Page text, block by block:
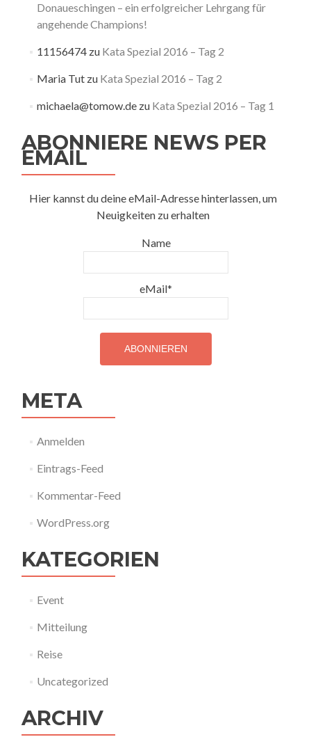
Donaueschingen – ein erfolgreicher Lehrgang für
angehende Champions!
11156474zu Kata Spezial 2016 – Tag 2
Maria Tutzu Kata Spezial 2016 – Tag 2
michaela@tomow.dezu Kata Spezial 2016 – Tag 1
ABONNIERE NEWS PER
EMAIL
Hier kannst du deine eMail-Adresse hinterlassen, um
Neuigkeiten zu erhalten
Name
eMail*
META
Anmelden
Eintrags-Feed
Kommentar-Feed
WordPress.org
KATEGORIEN
Event
Mitteilung
Reise
Uncategorized
ARCHIV